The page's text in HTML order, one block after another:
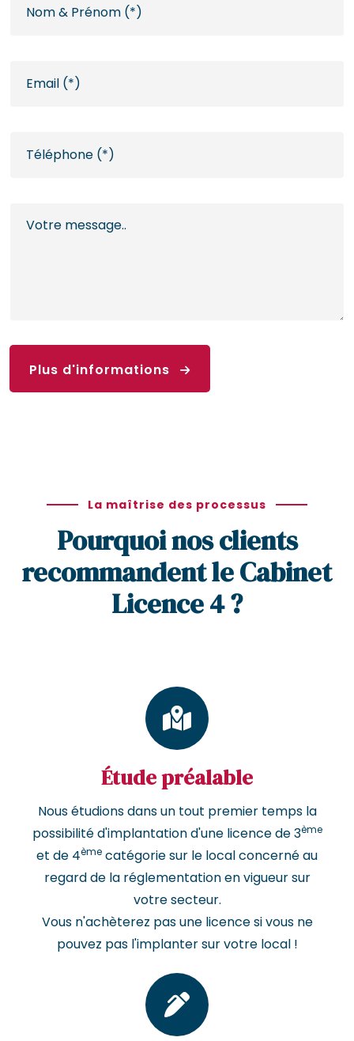
Plus d'informations
La maîtrise des processus
Pourquoi nos clients
recommandent le Cabinet
Licence 4 ?
Étude préalable
Nous étudions dans un tout premier temps la
possibilité d'implantation d'une licence de 3ème
et de 4ème catégorie sur le local concerné au
regard de la réglementation en vigueur sur
votre secteur.
Vous n'achèterez pas une licence si vous ne
pouvez pas l'implanter sur votre local !